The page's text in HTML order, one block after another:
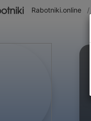
Rabotniki.online /